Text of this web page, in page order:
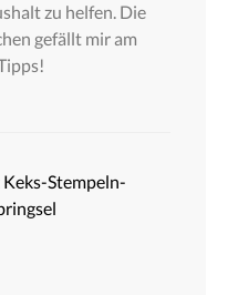
zu helfen. Die
gefällt mir am
Stempeln-